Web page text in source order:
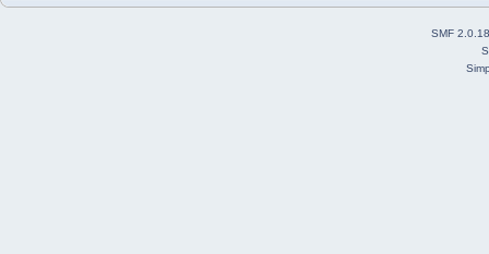
SMF 2.0.18